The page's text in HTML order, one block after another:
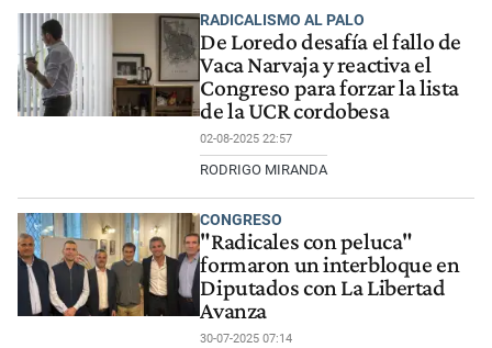
RADICALISMO AL PALO
De Loredo desafía el fallo de
Vaca Narvaja y reactiva el
Congreso para forzar la lista
de la UCR cordobesa
02-08-2025 22:57
RODRIGO MIRANDA
CONGRESO
"Radicales con peluca"
formaron un interbloque en
Diputados con La Libertad
Avanza
30-07-2025 07:14